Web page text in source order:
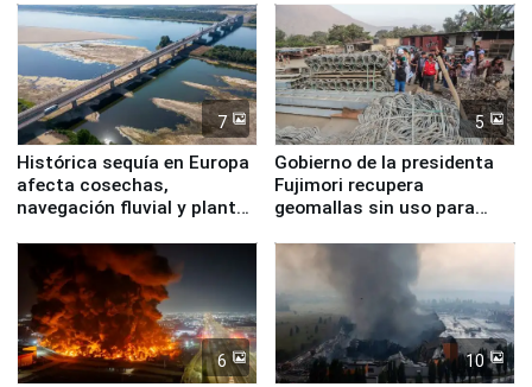
7
Histórica sequía en Europa
afecta cosechas,
navegación fluvial y plantas
5
Gobierno de la presidenta
Fujimori recupera
geomallas sin uso para
Fenómeno El Niño
6 10